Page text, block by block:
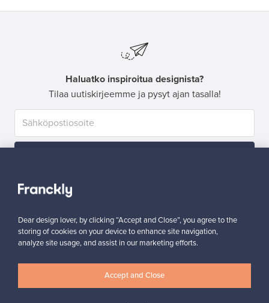
Haluatko inspiroitua designista?
Tilaa uutiskirjeemme ja pysyt ajan tasalla!
Aitoa designia Turvalliset maksut
Dear design lover, by clicking “Accept and Close”, you agree to the
storing of cookies on your device to enhance site navigation,
analyze site usage, and assist in our marketing efforts.
Accept and Close